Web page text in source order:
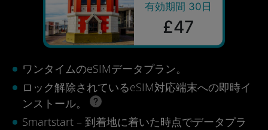
有効期間 30日
£47
ワンタイムのeSIMデータプラン。
ロック解除されているeSIM対応端末への即時イ
ンストール。
Smartstart – 到着地に着いた時点でデータプラ